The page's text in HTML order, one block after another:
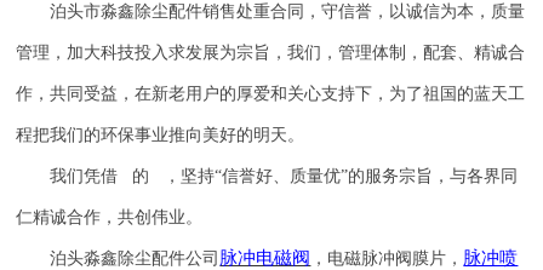
泊头市淼鑫除尘配件销售处重合同，守信誉，以诚信为本，质量
管理，加大科技投入求发展为宗旨，我们，管理体制，配套、精诚合
作，共同受益，在新老用户的厚爱和关心支持下，为了祖国的蓝天工
程把我们的环保事业推向美好的明天。
我们凭借 的 ，坚持“信誉好、质量优”的服务宗旨，与各界同
仁精诚合作，共创伟业。
泊头淼鑫除尘配件公司 脉冲电磁阀 ，电磁脉冲阀膜片， 脉冲喷